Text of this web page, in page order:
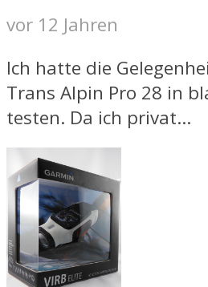
vor 12 Jahren
Ich hatte die
Trans Alpin Pro 28 in
testen. Da ich privat...